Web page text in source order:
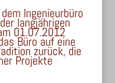
Ingenieurbüro
langjährigen
01.07.2012
Büro auf eine
zurück, die
Projekte